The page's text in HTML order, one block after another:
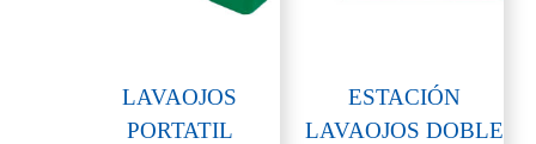
LAVAOJOS
PORTATIL
ESTACIÓN
LAVAOJOS DOBLE